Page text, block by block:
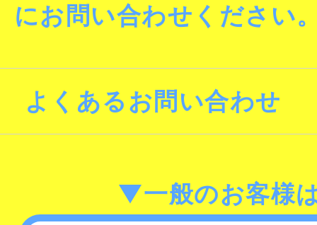
にお問い合わせください
よくあるお問い合わせ
▼一般のお客様